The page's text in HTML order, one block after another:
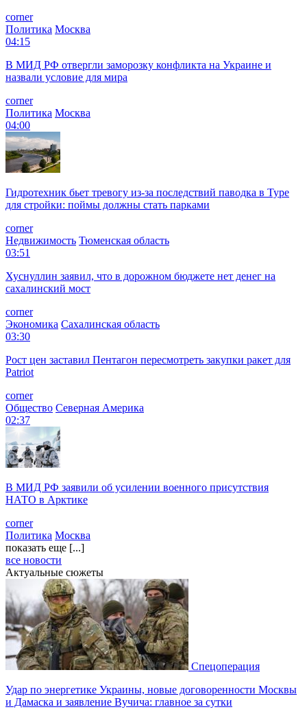
corner
Политика Москва
04:15
В МИД РФ отвергли заморозку конфликта на Украине и
назвали условие для мира
corner
Политика Москва
04:00
Гидротехник бьет тревогу из-за последствий паводка в Туре
для стройки: поймы должны стать парками
corner
Недвижимость Тюменская область
03:51
Хуснуллин заявил, что в дорожном бюджете нет денег на
сахалинский мост
corner
Экономика Сахалинская область
03:30
Рост цен заставил Пентагон пересмотреть закупки ракет для
Patriot
corner
Общество Северная Америка
02:37
В МИД РФ заявили об усилении военного присутствия
НАТО в Арктике
corner
Политика Москва
показать еще [...]
все новости
Актуальные сюжеты
Спецоперация
Удар по энергетике Украины, новые договоренности Москвы
и Дамаска и заявление Вучича: главное за сутки